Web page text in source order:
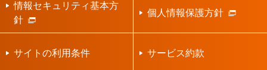
情報セキュリティ基本方
針
個人情報保護方針
サイトの利用条件 サービス約款